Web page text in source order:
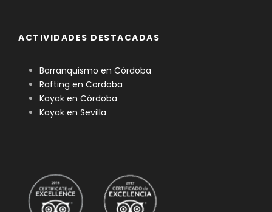
ACTIVIDADES DESTACADAS
Barranquismo en Córdoba
Rafting en Cordoba
Kayak en Córdoba
Kayak en Sevilla